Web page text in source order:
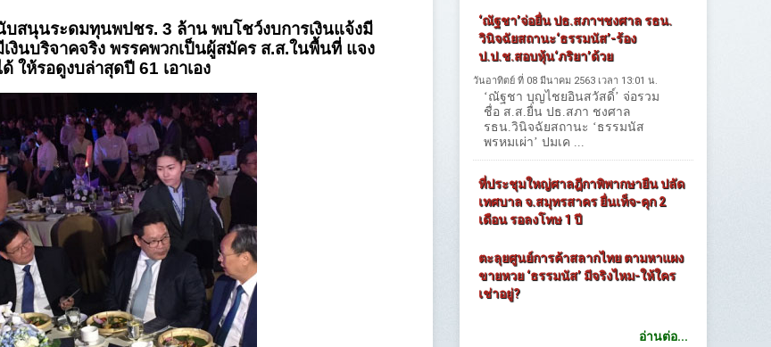
บสนุนระดมทุนพปชร. 3 ล้าน พบโชว์งบการเงินแจ้งมี
งินบริจาคจริง พรรคพวกเป็นผู้สมัคร ส.ส.ในพื้นที่ แจง
ให้รอดูงบล่าสุดปี 61 เอาเอง
‘ณัฐชา’จ่อยื่น ปธ.สภาฯชงศาล รธน.
วินิจฉัยสถานะ‘ธรรมนัส’-ร้อง
ป.ป.ช.สอบหุ้น‘ภริยา’ด้วย
วันอาทิตย์ ที่ 08 มีนาคม 2563 เวลา 13:01 น.
‘ณัฐชา บุญไชยอินสวัสดิ์’ จ่อรวม
ชื่อ ส.ส.ยื่น ปธ.สภา ชงศาล
รธน.วินิจฉัยสถานะ ‘ธรรมนัส
พรหมเผ่า’ ปมเค ...
ที่ประชุมใหญ่ศาลฎีกาพิพากษายืน ปลัด
เทศบาล จ.สมุทรสาคร ยื่นเท็จ-คุก 2
เดือน รอลงโทษ 1 ปี
ตะลุยศูนย์การค้าสลากไทย ตามหาแผง
ขายหวย ‘ธรรมนัส’ มีจริงไหม-ให้ใคร
เช่าอยู่?
อ่านต่อ...